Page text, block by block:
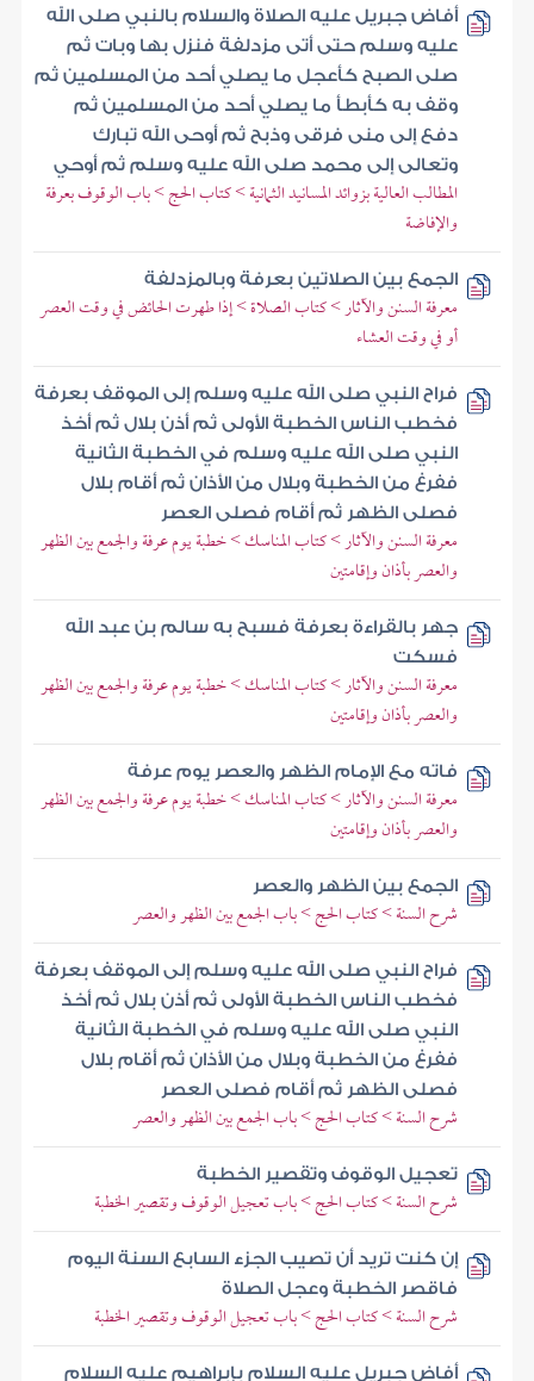
أفاض جبريل عليه الصلاة والسلام بالنبي صلى الله
عليه وسلم حتى أتى مزدلفة فنزل بها وبات ثم
صلى الصبح كأعجل ما يصلي أحد من المسلمين ثم
وقف به كأبطأ ما يصلي أحد من المسلمين ثم
دفع إلى منى فرقى وذبح ثم أوحى الله تبارك
وتعالى إلى محمد صلى الله عليه وسلم ثم أوحي
المطالب العالية بزوائد المسانيد الثمانية > كتاب الحج > باب الوقوف بعرفة
والإفاضة
الجمع بين الصلاتين بعرفة وبالمزدلفة
معرفة السنن والآثار > كتاب الصلاة > إذا طهرت الحائض في وقت العصر
أو في وقت العشاء
فراح النبي صلى الله عليه وسلم إلى الموقف بعرفة
فخطب الناس الخطبة الأولى ثم أذن بلال ثم أخذ
النبي صلى الله عليه وسلم في الخطبة الثانية
ففرغ من الخطبة وبلال من الأذان ثم أقام بلال
فصلى الظهر ثم أقام فصلى العصر
معرفة السنن والآثار > كتاب المناسك > خطبة يوم عرفة والجمع بين الظهر
والعصر بأذان وإقامتين
جهر بالقراءة بعرفة فسبح به سالم بن عبد الله
فسكت
معرفة السنن والآثار > كتاب المناسك > خطبة يوم عرفة والجمع بين الظهر
والعصر بأذان وإقامتين
فاته مع الإمام الظهر والعصر يوم عرفة
معرفة السنن والآثار > كتاب المناسك > خطبة يوم عرفة والجمع بين الظهر
والعصر بأذان وإقامتين
الجمع بين الظهر والعصر
شرح السنة > كتاب الحج > باب الجمع بين الظهر والعصر
فراح النبي صلى الله عليه وسلم إلى الموقف بعرفة
فخطب الناس الخطبة الأولى ثم أذن بلال ثم أخذ
النبي صلى الله عليه وسلم في الخطبة الثانية
ففرغ من الخطبة وبلال من الأذان ثم أقام بلال
فصلى الظهر ثم أقام فصلى العصر
شرح السنة > كتاب الحج > باب الجمع بين الظهر والعصر
تعجيل الوقوف وتقصير الخطبة
شرح السنة > كتاب الحج > باب تعجيل الوقوف وتقصير الخطبة
إن كنت تريد أن تصيب الجزء السابع السنة اليوم
فاقصر الخطبة وعجل الصلاة
شرح السنة > كتاب الحج > باب تعجيل الوقوف وتقصير الخطبة
أفاض جبريل عليه السلام بإبراهيم عليه السلام